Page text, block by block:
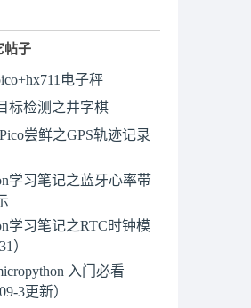
帖子
电子秤
标检测之井字棋
尝鲜之GPS轨迹记录
学习笔记之蓝牙心率带
学习笔记之RTC时钟模
）
入门必看
3更新）